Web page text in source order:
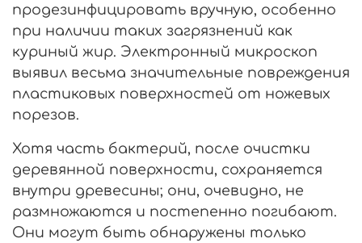
продезинфицировать вручную, особенно
при наличии таких загрязнений как
куриный жир. Электронный микроскоп
выявил весьма значительные повреждения
пластиковых поверхностей от ножевых
порезов.
Хотя часть бактерий, после очистки
деревянной поверхности, сохраняется
внутри древесины; они, очевидно, не
размножаются и постепенно погибают.
Они могут быть обнаружены только